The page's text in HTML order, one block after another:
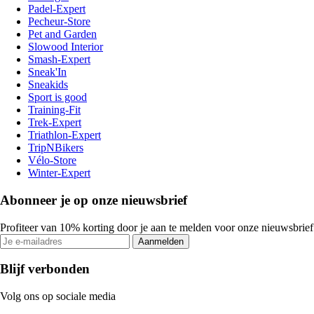
Padel-Expert
Pecheur-Store
Pet and Garden
Slowood Interior
Smash-Expert
Sneak'In
Sneakids
Sport is good
Training-Fit
Trek-Expert
Triathlon-Expert
TripNBikers
Vélo-Store
Winter-Expert
Abonneer je op onze nieuwsbrief
Profiteer van 10% korting door je aan te melden voor onze nieuwsbrief
Aanmelden
Blijf verbonden
Volg ons op sociale media